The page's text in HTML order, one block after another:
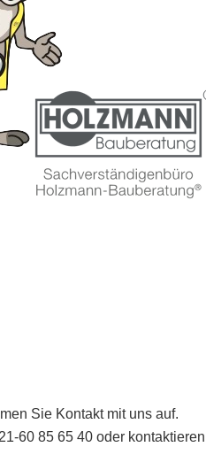
Sie Kontakt mit uns auf.
60 85 65 40 oder